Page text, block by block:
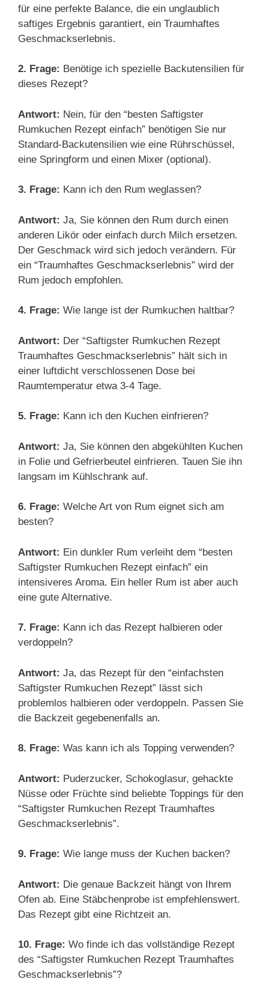
für eine perfekte Balance, die ein unglaublich
saftiges Ergebnis garantiert, ein Traumhaftes
Geschmackserlebnis.
2. Frage: Benötige ich spezielle Backutensilien für
dieses Rezept?
Antwort: Nein, für den “besten Saftigster
Rumkuchen Rezept einfach” benötigen Sie nur
Standard-Backutensilien wie eine Rührschüssel,
eine Springform und einen Mixer (optional).
3. Frage: Kann ich den Rum weglassen?
Antwort: Ja, Sie können den Rum durch einen
anderen Likör oder einfach durch Milch ersetzen.
Der Geschmack wird sich jedoch verändern. Für
ein “Traumhaftes Geschmackserlebnis” wird der
Rum jedoch empfohlen.
4. Frage: Wie lange ist der Rumkuchen haltbar?
Antwort: Der “Saftigster Rumkuchen Rezept
Traumhaftes Geschmackserlebnis” hält sich in
einer luftdicht verschlossenen Dose bei
Raumtemperatur etwa 3-4 Tage.
5. Frage: Kann ich den Kuchen einfrieren?
Antwort: Ja, Sie können den abgekühlten Kuchen
in Folie und Gefrierbeutel einfrieren. Tauen Sie ihn
langsam im Kühlschrank auf.
6. Frage: Welche Art von Rum eignet sich am
besten?
Antwort: Ein dunkler Rum verleiht dem “besten
Saftigster Rumkuchen Rezept einfach” ein
intensiveres Aroma. Ein heller Rum ist aber auch
eine gute Alternative.
7. Frage: Kann ich das Rezept halbieren oder
verdoppeln?
Antwort: Ja, das Rezept für den “einfachsten
Saftigster Rumkuchen Rezept” lässt sich
problemlos halbieren oder verdoppeln. Passen Sie
die Backzeit gegebenenfalls an.
8. Frage: Was kann ich als Topping verwenden?
Antwort: Puderzucker, Schokoglasur, gehackte
Nüsse oder Früchte sind beliebte Toppings für den
“Saftigster Rumkuchen Rezept Traumhaftes
Geschmackserlebnis”.
9. Frage: Wie lange muss der Kuchen backen?
Antwort: Die genaue Backzeit hängt von Ihrem
Ofen ab. Eine Stäbchenprobe ist empfehlenswert.
Das Rezept gibt eine Richtzeit an.
10. Frage: Wo finde ich das vollständige Rezept
des “Saftigster Rumkuchen Rezept Traumhaftes
Geschmackserlebnis”?